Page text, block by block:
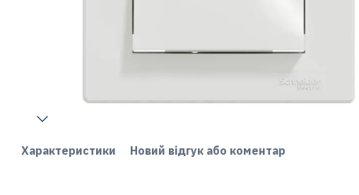
Характеристики Новий відгук або коментар